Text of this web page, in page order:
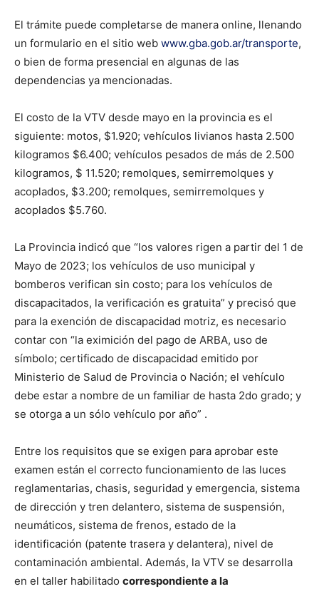
El trámite puede completarse de manera online, llenando
un formulario en el sitio web www.gba.gob.ar/transporte,
o bien de forma presencial en algunas de las
dependencias ya mencionadas.
El costo de la VTV desde mayo en la provincia es el
siguiente: motos, $1.920; vehículos livianos hasta 2.500
kilogramos $6.400; vehículos pesados de más de 2.500
kilogramos, $ 11.520; remolques, semirremolques y
acoplados, $3.200; remolques, semirremolques y
acoplados $5.760.
La Provincia indicó que “los valores rigen a partir del 1 de
Mayo de 2023; los vehículos de uso municipal y
bomberos verifican sin costo; para los vehículos de
discapacitados, la verificación es gratuita” y precisó que
para la exención de discapacidad motriz, es necesario
contar con “la eximición del pago de ARBA, uso de
símbolo; certificado de discapacidad emitido por
Ministerio de Salud de Provincia o Nación; el vehículo
debe estar a nombre de un familiar de hasta 2do grado; y
se otorga a un sólo vehículo por año” .
Entre los requisitos que se exigen para aprobar este
examen están el correcto funcionamiento de las luces
reglamentarias, chasis, seguridad y emergencia, sistema
de dirección y tren delantero, sistema de suspensión,
neumáticos, sistema de frenos, estado de la
identificación (patente trasera y delantera), nivel de
contaminación ambiental. Además, la VTV se desarrolla
en el taller habilitado correspondiente a la